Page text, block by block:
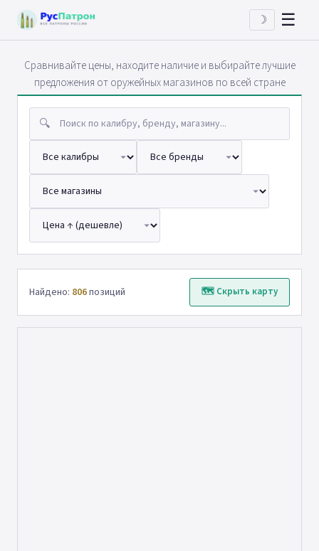
☽ ☰
Сравнивайте цены, находите наличие и выбирайте лучшие
предложения от оружейных магазинов по всей стране
🔍
Найдено: 806позиций 🗺 Скрыть карту